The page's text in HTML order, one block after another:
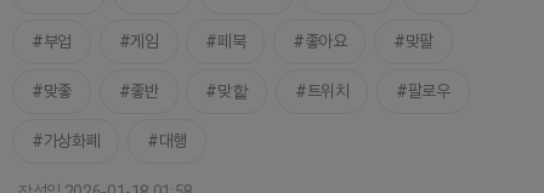
부업 게임 페북 좋아요 맞팔
맞좋 좋반 맞핱 트위치 팔로우
가상화폐 대행